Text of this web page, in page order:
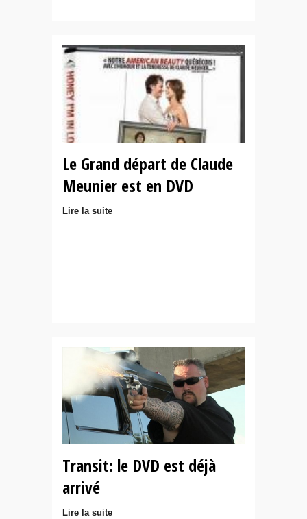
Le Grand départ de Claude
Meunier est en DVD
Lire la suite
Transit: le DVD est déjà
arrivé
Lire la suite